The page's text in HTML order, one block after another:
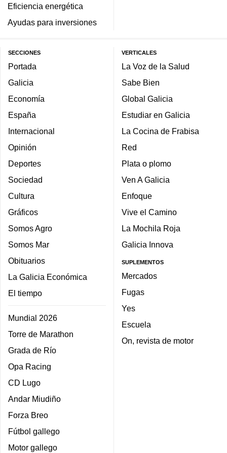
Eficiencia energética
Ayudas para inversiones
SECCIONES
Portada
Galicia
Economía
España
Internacional
Opinión
Deportes
Sociedad
Cultura
Gráficos
Somos Agro
Somos Mar
Obituarios
La Galicia Económica
El tiempo
Mundial 2026
Torre de Marathon
Grada de Río
Opa Racing
CD Lugo
Andar Miudiño
Forza Breo
Fútbol gallego
Motor gallego
VERTICALES
La Voz de la Salud
Sabe Bien
Global Galicia
Estudiar en Galicia
La Cocina de Frabisa
Red
Plata o plomo
Ven A Galicia
Enfoque
Vive el Camino
La Mochila Roja
Galicia Innova
SUPLEMENTOS
Mercados
Fugas
Yes
Escuela
On, revista de motor